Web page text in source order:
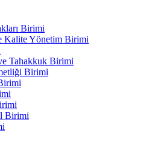
Birimi
Kalite Yönetim Birimi
Tahakkuk Birimi
Birimi
Birimi